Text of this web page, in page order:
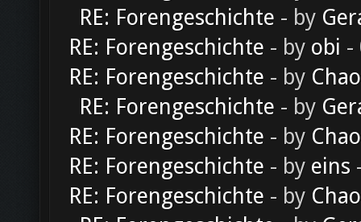
RE: Forengeschichte - by
RE: Forengeschichte - by obi -
RE: Forengeschichte - by
RE: Forengeschichte - by
RE: Forengeschichte - by
RE: Forengeschichte - by eins
RE: Forengeschichte - by